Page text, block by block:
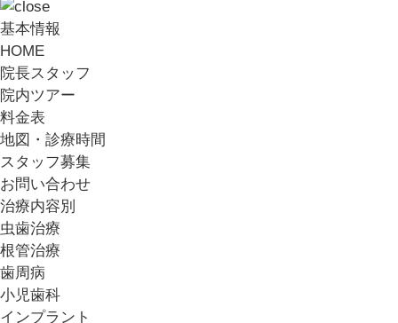
基本情報
HOME
院長スタッフ
院内ツアー
料金表
地図・診療時間
スタッフ募集
お問い合わせ
治療内容別
虫歯治療
根管治療
歯周病
小児歯科
インプラント